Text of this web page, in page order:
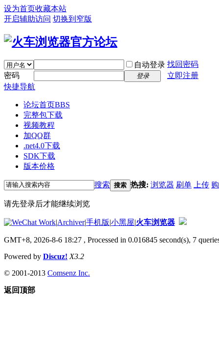
设为首页收藏本站
开启辅助访问 切换到窄版
自动登录 找回密码
密码
登录
立即注册
快捷导航
论坛首页BBS
完整包下载
视频教程
加QQ群
.net4.0下载
SDK下载
版本价格
搜索 搜索 热搜: 浏览器 刷单 上传
请先登录后才能继续浏览
|Archiver|手机版|小黑屋|火车浏览器
GMT+8, 2026-8-6 18:27 , Processed in 0.016845 second(s), 7
Powered by Discuz! X3.2
© 2001-2013 Comsenz Inc.
返回顶部